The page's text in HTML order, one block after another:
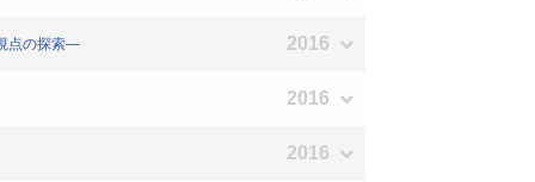
点の探索― 2016
2016
2016